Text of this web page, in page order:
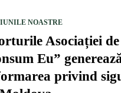
NOASTRE
Asociației
Eu”
privind